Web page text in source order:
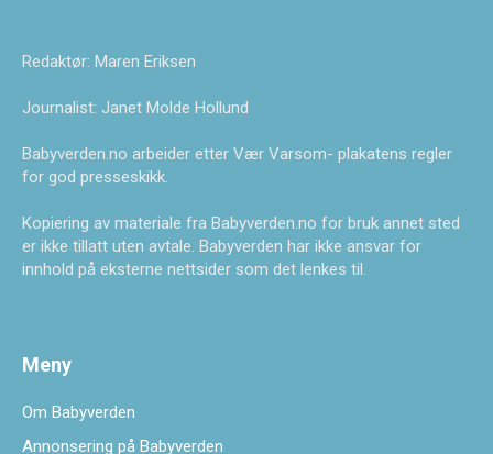
Redaktør: Maren Eriksen
Journalist: Janet Molde Hollund
Babyverden.no arbeider etter Vær Varsom- plakatens regler
for god presseskikk.
Kopiering av materiale fra Babyverden.no for bruk annet sted
er ikke tillatt uten avtale. Babyverden har ikke ansvar for
innhold på eksterne nettsider som det lenkes til.
Meny
Om Babyverden
Annonsering på Babyverden